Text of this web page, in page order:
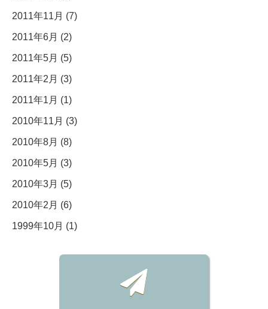
2011年11月 (7)
2011年6月 (2)
2011年5月 (5)
2011年2月 (3)
2011年1月 (1)
2010年11月 (3)
2010年8月 (8)
2010年5月 (3)
2010年3月 (5)
2010年2月 (6)
1999年10月 (1)